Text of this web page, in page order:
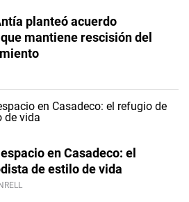
planteó acuerdo
mantiene rescisión del
en Casadeco: el
de estilo de vida